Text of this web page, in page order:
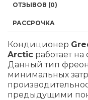
ОТЗЫВОВ (0)
РАССРОЧКА
Кондиционер
Arctic работает
Данный тип
минимальных
предыдущими